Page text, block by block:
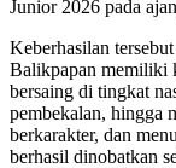
Junior 2026 pada
Keberhasilan
Balikpapan memiliki
bersaing di tingkat
pembekalan, hingga
berkarakter, dan
berhasil dinobatkan